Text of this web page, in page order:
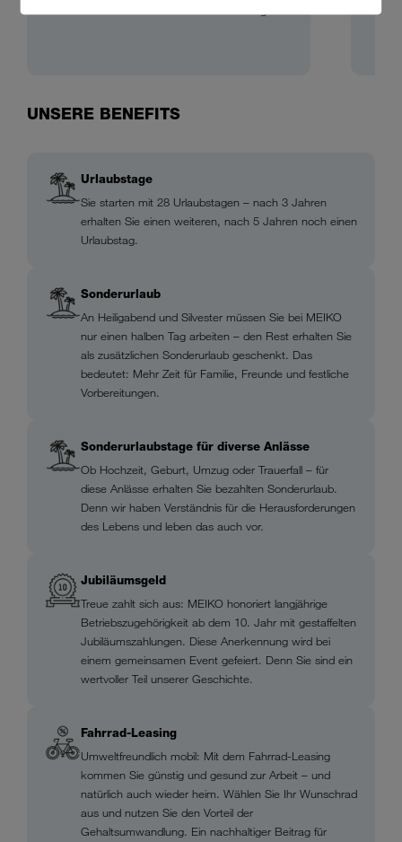
UNSERE BENEFITS
Urlaubstage
Sie starten mit 28 Urlaubstagen – nach 3 Jahren
erhalten Sie einen weiteren, nach 5 Jahren noch einen
Urlaubstag.
Sonderurlaub
An Heiligabend und Silvester müssen Sie bei MEIKO
nur einen halben Tag arbeiten – den Rest erhalten Sie
als zusätzlichen Sonderurlaub geschenkt. Das
bedeutet: Mehr Zeit für Familie, Freunde und festliche
Vorbereitungen.
Sonderurlaubstage für diverse Anlässe
Ob Hochzeit, Geburt, Umzug oder Trauerfall – für
diese Anlässe erhalten Sie bezahlten Sonderurlaub.
Denn wir haben Verständnis für die Herausforderungen
des Lebens und leben das auch vor.
Jubiläumsgeld
Treue zahlt sich aus: MEIKO honoriert langjährige
Betriebszugehörigkeit ab dem 10. Jahr mit gestaffelten
Jubiläumszahlungen. Diese Anerkennung wird bei
einem gemeinsamen Event gefeiert. Denn Sie sind ein
wertvoller Teil unserer Geschichte.
Fahrrad-Leasing
Umweltfreundlich mobil: Mit dem Fahrrad-Leasing
kommen Sie günstig und gesund zur Arbeit – und
natürlich auch wieder heim. Wählen Sie Ihr Wunschrad
aus und nutzen Sie den Vorteil der
Gehaltsumwandlung. Ein nachhaltiger Beitrag für